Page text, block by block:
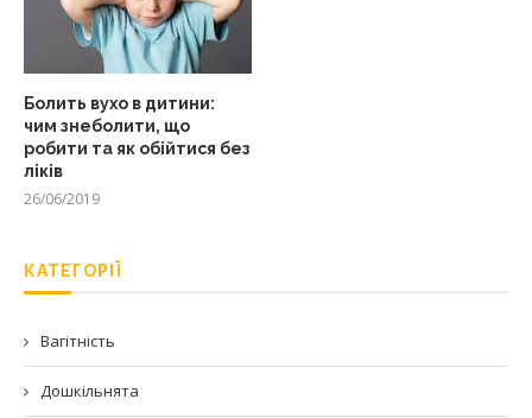
Болить вухо в дитини:
чим знеболити, що
робити та як обійтися без
ліків
26/06/2019
КАТЕГОРІЇ
Вагітність
Дошкільнята